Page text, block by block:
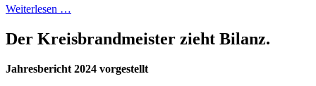
Weiterlesen …
Der Kreisbrandmeister zieht Bilanz.
Jahresbericht 2024 vorgestellt